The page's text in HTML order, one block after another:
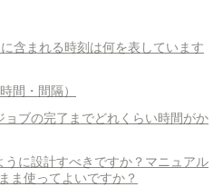
含まれる時刻は何を表しています
間・間隔）
ブの完了までどれくらい時間がか
に設計すべきですか？マニュアル
ま使ってよいですか？